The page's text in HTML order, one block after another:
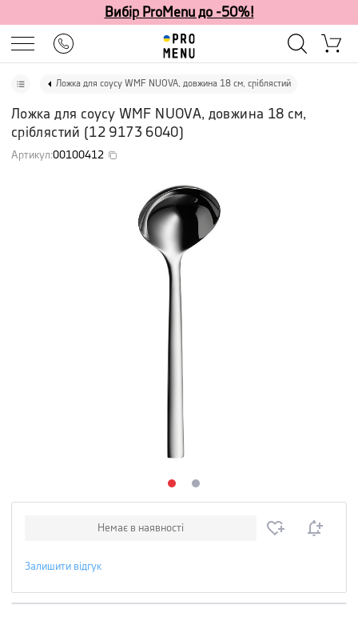
Вибір ProMenu до -50%!
Ложка для соусу WMF NUOVA, довжина 18 см, сріблястий
Ложка для соусу WMF NUOVA, довжина 18 см,
сріблястий (12 9173 6040)
Артикул:00100412
Немає в наявності
Залишити відгук